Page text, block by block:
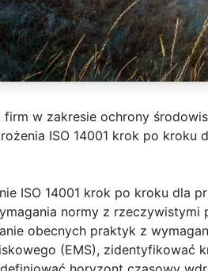
firm w zakresie ochrony
ISO 14001 krok po kroku
ISO 14001 krok po kroku dla
normy z
obecnych praktyk z
(EMS), zidentyfikować